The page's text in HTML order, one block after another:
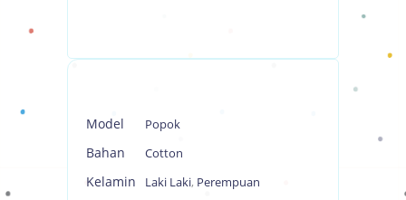
Model Popok
Bahan Cotton
Kelamin Laki Laki, Perempuan